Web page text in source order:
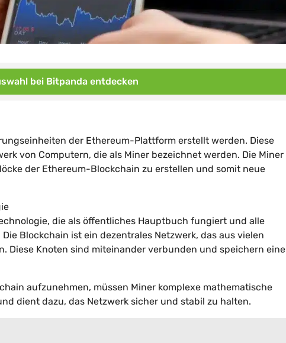
bei Bitpanda entdecken
der Ethereum-Plattform erstellt werden. Diese
von Computern, die als Miner bezeichnet werden. Die Miner
der Ethereum-Blockchain zu erstellen und somit neue
die als öffentliches Hauptbuch fungiert und alle
Blockchain ist ein dezentrales Netzwerk, das aus vielen
Diese Knoten sind miteinander verbunden und speichern eine
aufzunehmen, müssen Miner komplexe mathematische
dient dazu, das Netzwerk sicher und stabil zu halten.